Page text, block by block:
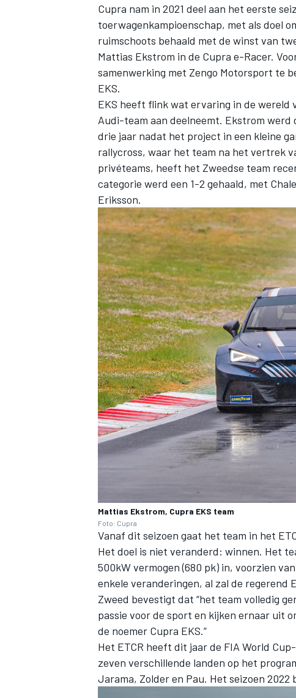
WEC DTM
Cupra nam in 2021 deel aan het eerste
toerwagenkampioenschap, met als doel
ruimschoots behaald met de winst van
Mattias Ekstrom in de Cupra e-Racer.
samenwerking met Zengo Motorsport te
EKS.
EKS heeft flink wat ervaring in de wereld
Audi-team aan deelneemt. Ekstrom werd
drie jaar nadat het project in een kleine
rallycross, waar het team na het vertrek
privéteams, heeft het Zweedse team
categorie werd een 1-2 gehaald, met
Eriksson.
Mattias Ekstrom, Cupra EKS team
Foto: Cupra
Vanaf dit seizoen gaat het team in het
Het doel is niet veranderd: winnen. Het
500kW vermogen (680 pk) in, voorzien
enkele veranderingen, al zal de regerend
Zweed bevestigt dat “het team volledig
passie voor de sport en kijken ernaar uit
de noemer Cupra EKS.”
Het ETCR heeft dit jaar de FIA World
zeven verschillende landen op het
Jarama, Zolder en Pau. Het seizoen